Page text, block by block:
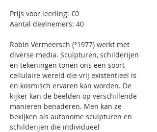
Prijs voor leerling: €0
Aantal deelnemers: 40
Robin Vermeersch (°1977) werkt met
diverse media. Sculpturen, schilderijen
en tekeningen tonen ons een soort
cellulaire wereld die vrij existentieel is
en kosmisch ervaren kan worden. De
kijker kan de beelden op verschillende
manieren benaderen. Men kan ze
bekijken als autonome sculpturen en
schilderijen die individueel